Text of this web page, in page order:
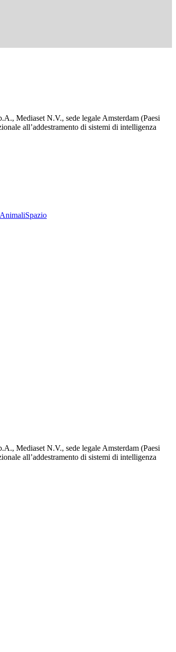
Mediaset N.V., sede legale Amsterdam (Paesi
all’addestramento di sistemi di intelligenza
AnimaliSpazio
Mediaset N.V., sede legale Amsterdam (Paesi
all’addestramento di sistemi di intelligenza